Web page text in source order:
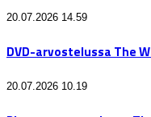
20.07.2026 14.59
DVD-arvostelussa The
20.07.2026 10.19